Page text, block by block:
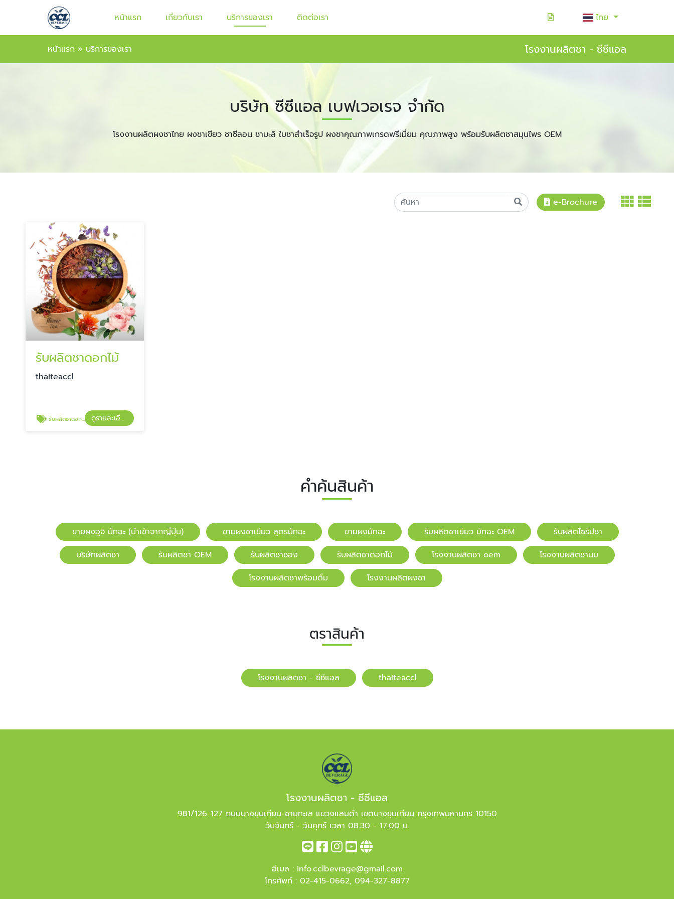
หน้าแรก เกี่ยวกับเรา บริการของเรา ติดต่อเรา ไทย
หน้าแรก » บริการของเรา โรงงานผลิตชา - ซีซีแอล
บริษัท ซีซีแอล เบฟเวอเรจ จำกัด
โรงงานผลิตผงชาไทย ผงชาเขียว ชาซีลอน ชามะลิ ใบชาสำเร็จรูป ผงชาคุณภาพเกรดพรีเมี่ยม คุณภาพสูง พร้อมรับผลิตชาสมุนไพร OEM
e-Brochure
รับผลิตชาดอกไม้
​​thaiteaccl
รับผลิตชาดอกไม้ ดูรายละเอียด
คำค้นสินค้า
ขายผงอูจิ มัทฉะ (นำเข้าจากญี่ปุ่น) ขายผงชาเขียว สูตรมัทฉะ ขายผงมัทฉะ รับผลิตชาเขียว มัทฉะ OEM
รับผลิตไซรัปชา
บริษัทผลิตชา
รับผลิตชา OEM รับผลิตชาซอง รับผลิตชาดอกไม้ โรงงานผลิตชา oem
โรงงานผลิตชานม
โรงงานผลิตชาพร้อมดื่ม
โรงงานผลิตผงชา
ตราสินค้า
โรงงานผลิตชา - ซีซีแอล ​​thaiteaccl
โรงงานผลิตชา - ซีซีแอล
981/126-127 ถนนบางขุนเทียน-ชายทะเล แขวงแสมดำ เขตบางขุนเทียน กรุงเทพมหานคร 10150
วันจันทร์ - วันศุกร์ เวลา 08.30 - 17.00 น.
อีเมล : info.cclbevrage@gmail.com
โทรศัพท์ : 02-415-0662, 094-327-8877